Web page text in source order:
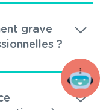
grave
?